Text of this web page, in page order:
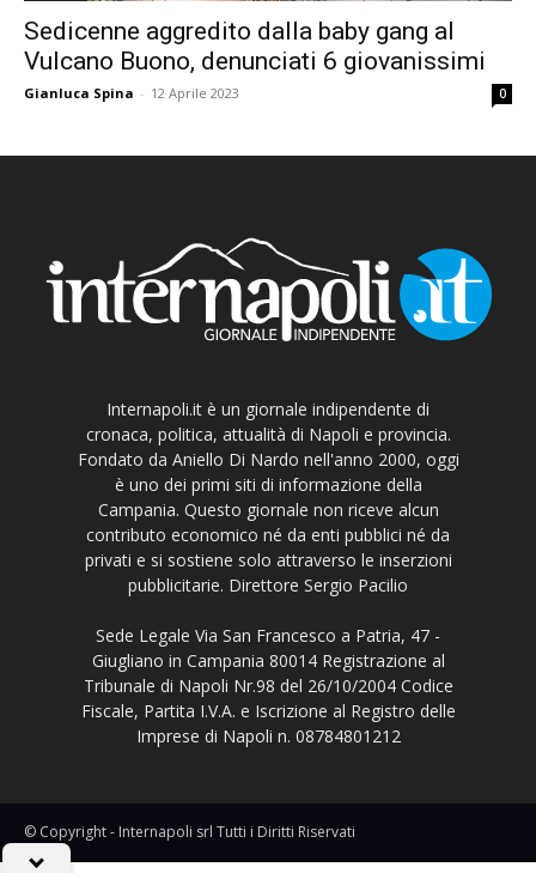
Sedicenne aggredito dalla baby gang al
Vulcano Buono, denunciati 6 giovanissimi
Gianluca Spina - 12 Aprile 2023 0
Internapoli.it è un giornale indipendente di
cronaca, politica, attualità di Napoli e provincia.
Fondato da Aniello Di Nardo nell'anno 2000, oggi
è uno dei primi siti di informazione della
Campania. Questo giornale non riceve alcun
contributo economico né da enti pubblici né da
privati e si sostiene solo attraverso le inserzioni
pubblicitarie. Direttore Sergio Pacilio
Sede Legale Via San Francesco a Patria, 47 -
Giugliano in Campania 80014 Registrazione al
Tribunale di Napoli Nr.98 del 26/10/2004 Codice
Fiscale, Partita I.V.A. e Iscrizione al Registro delle
Imprese di Napoli n. 08784801212
© Copyright - Internapoli srl Tutti i Diritti Riservati